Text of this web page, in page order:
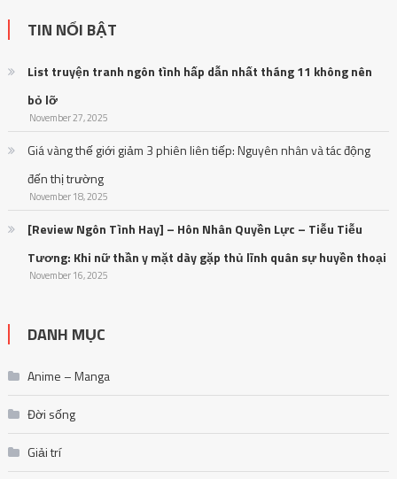
TIN NỔI BẬT
List truyện tranh ngôn tình hấp dẫn nhất tháng 11 không nên
bỏ lỡ
November 27, 2025
Giá vàng thế giới giảm 3 phiên liên tiếp: Nguyên nhân và tác động
đến thị trường
November 18, 2025
[Review Ngôn Tình Hay] – Hôn Nhân Quyền Lực – Tiễu Tiễu
Tương: Khi nữ thần y mặt dày gặp thủ lĩnh quân sự huyền thoại
November 16, 2025
DANH MỤC
Anime – Manga
Đời sống
Giải trí